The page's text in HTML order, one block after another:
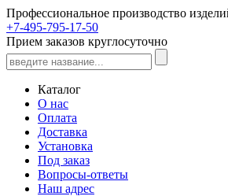
Профессиональное производство
+7-495-795-17-50
Прием заказов круглосуточно
Каталог
О нас
Оплата
Доставка
Установка
Под заказ
Вопросы-ответы
Наш адрес